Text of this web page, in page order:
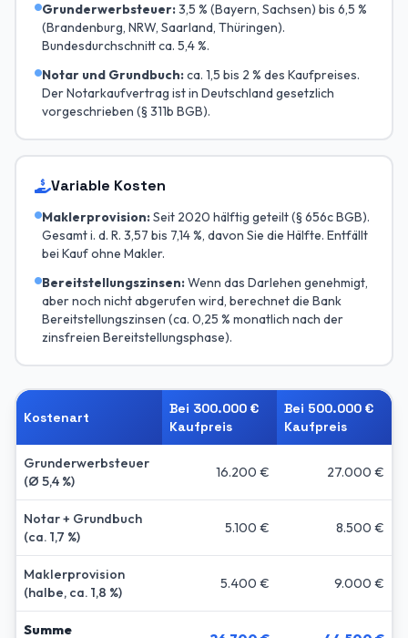
Grunderwerbsteuer:3,5 % (Bayern, Sachsen) bis 6,5 %
(Brandenburg, NRW, Saarland, Thüringen).
Bundesdurchschnitt ca. 5,4 %.
Notar und Grundbuch:ca. 1,5 bis 2 % des Kaufpreises.
Der Notarkaufvertrag ist in Deutschland gesetzlich
vorgeschrieben (§ 311b BGB).
Variable Kosten
Maklerprovision:Seit 2020 hälftig geteilt (§ 656c BGB).
Gesamt i. d. R. 3,57 bis 7,14 %, davon Sie die Hälfte. Entfällt
bei Kauf ohne Makler.
Bereitstellungszinsen:Wenn das Darlehen genehmigt,
aber noch nicht abgerufen wird, berechnet die Bank
Bereitstellungszinsen (ca. 0,25 % monatlich nach der
zinsfreien Bereitstellungsphase).
Kostenart
Bei 300.000 €
Kaufpreis
Bei 500.000 €
Kaufpreis
Grunderwerbsteuer
(Ø 5,4 %)
16.200 € 27.000 €
Notar + Grundbuch
(ca. 1,7 %)
5.100 € 8.500 €
Maklerprovision
(halbe, ca. 1,8 %)
5.400 € 9.000 €
Summe